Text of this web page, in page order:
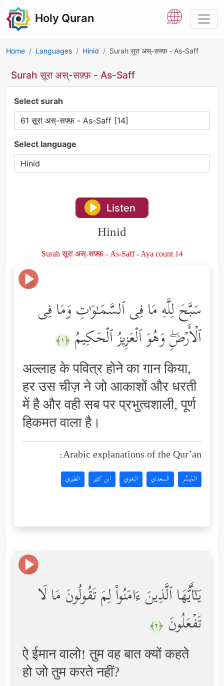
Holy Quran
Home Languages Hinid Surah सूरा अस्-सफ़्फ़ - As-Saff
Surah सूरा अस्-सफ़्फ़ - As-Saff
Select surah
Select language
Listen
Hinid
Surah सूरा अस्-सफ़्फ़ - As-Saff - Aya count 14
سَبَّحَ لِلَّهِ مَا فِی ٱلسَّمَـٰوَ ٰ⁠تِ وَمَا فِی
ٱلۡأَرۡضِۖ وَهُوَ ٱلۡعَزِیزُ ٱلۡحَكِیمُ ﴿١﴾
अल्लाह के पवित्र होने का गान किया,
हर उस चीज़ ने जो आकाशों और धरती
में है और वही सब पर प्रभुत्वशाली, पूर्ण
हिकमत वाला है।
Arabic explanations of the Qur’an:
المُيسَّر السعدي البغوي ابن كثير الطبري
یَـٰۤأَیُّهَا ٱلَّذِینَ ءَامَنُواْ لِمَ تَقُولُونَ مَا لَا
تَفۡعَلُونَ ﴿٢﴾
ऐ ईमान वालो! तुम वह बात क्यों कहते
हो जो तुम करते नहीं?